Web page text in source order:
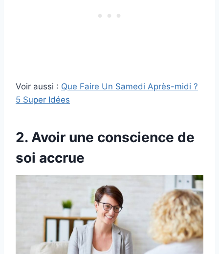
Voir aussi : Que Faire Un Samedi Après-midi ?
5 Super Idées
2. Avoir une conscience de
soi accrue